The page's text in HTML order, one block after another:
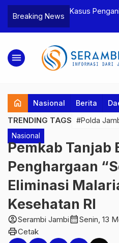
Breaking News
Bea Cukai
Pelaku beserta
dan 146 Gram
Kasus
Tebo
menu
home Nasional Berita
TRENDING TAGS #Polda
Nasional
Pemkab Tanjab
Penghargaan
Eliminasi
Kesehatan RI
account_circleSerambi Jambicalendar_monthSenin, 13
printCetak